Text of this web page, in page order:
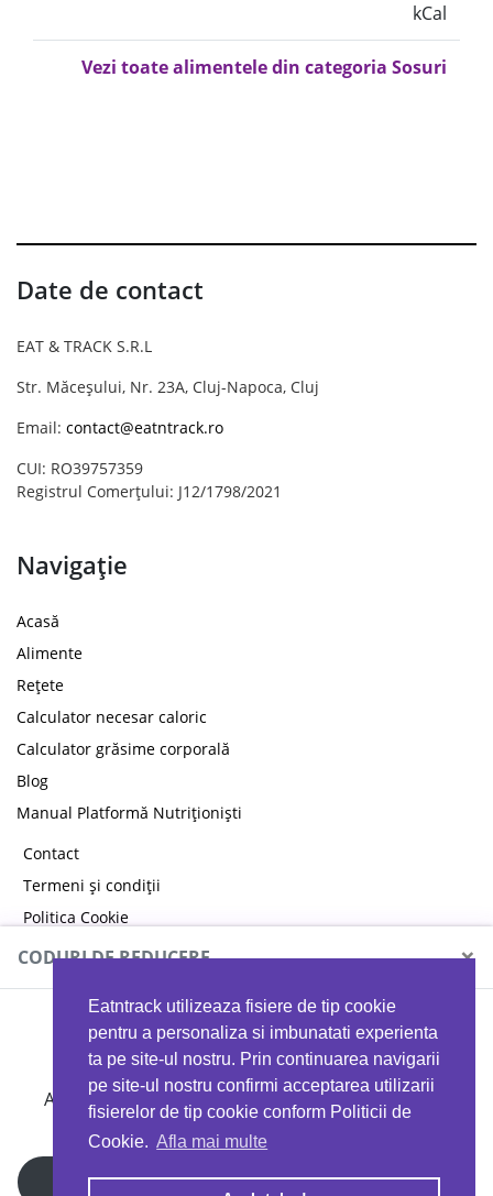
Eatntrack utilizeaza fisiere de tip cookie
pentru a personaliza si imbunatati experienta
ta pe site-ul nostru. Prin continuarea navigarii
pe site-ul nostru confirmi acceptarea utilizarii
fisierelor de tip cookie conform Politicii de
Cookie. Afla mai multe
kCal
Vezi toate alimentele din categoria Sosuri
Date de contact
EAT & TRACK S.R.L
Str. Măceșului, Nr. 23A, Cluj-Napoca, Cluj
Email: contact@eatntrack.ro
CUI: RO39757359
Registrul Comerțului: J12/1798/2021
Navigație
Acasă
Alimente
Rețete
Calculator necesar caloric
Calculator grăsime corporală
Blog
Manual Platformă Nutriționiști
Contact
Termeni și condiții
Politica Cookie
Politica de confidențialitate
CODURI DE REDUCERE ×
MYPROTEIN
Ai 40%reducere la orice comandă folosind codul
EATTRACK
Profită acum